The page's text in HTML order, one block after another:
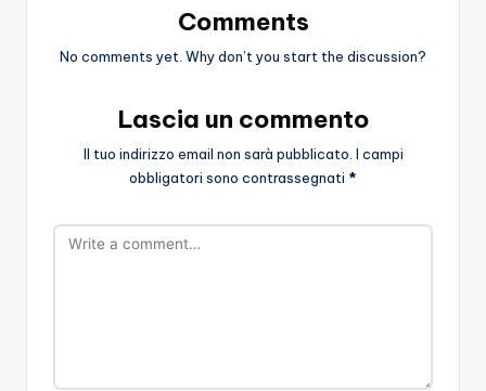
Comments
No comments yet. Why don’t you start the discussion?
Lascia un commento
Il tuo indirizzo email non sarà pubblicato. I campi
obbligatori sono contrassegnati *